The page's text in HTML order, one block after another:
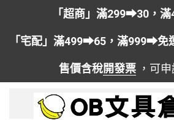
「超商」滿299➡30，
「宅配」滿499➡65，滿999➡免
售價含稅開發票 ，可